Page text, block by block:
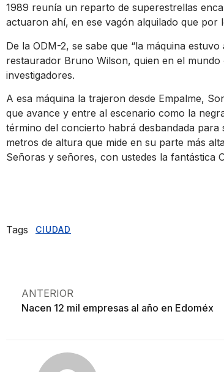
1989 reunía un reparto de superestrellas
actuaron ahí, en ese vagón alquilado que
De la ODM-2, se sabe que “la máquina
restaurador Bruno Wilson, quien en el
investigadores.
A esa máquina la trajeron desde Empalme,
que avance y entre al escenario como la
término del concierto habrá desbandada
metros de altura que mide en su parte más
Señoras y señores, con ustedes la fantástica
Tags CIUDAD
ANTERIOR
Nacen 12 mil empresas al año en Edoméx